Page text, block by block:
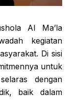
Al Ma’la
kegiatan
Di sisi
untuk
dengan
baik dalam